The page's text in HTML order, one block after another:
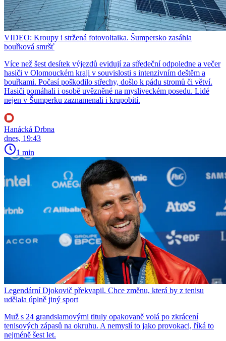
VIDEO: Kroupy i stržená fotovoltaika. Šumpersko zasáhla
bouřková smršť
Více než šest desítek výjezdů evidují za středeční odpoledne a večer
hasiči v Olomouckém kraji v souvislosti s intenzivním deštěm a
bouřkami. Počasí poškodilo střechy, došlo k pádu stromů či větví.
Hasiči pomáhali i osobě uvězněné na mysliveckém posedu. Lidé
nejen v Šumperku zaznamenali i krupobití.
Hanácká Drbna
dnes, 19:43
1 min
Legendární Djokovič překvapil. Chce změnu, která by z tenisu
udělala úplně jiný sport
Muž s 24 grandslamovými tituly opakovaně volá po zkrácení
tenisových zápasů na okruhu. A nemyslí to jako provokaci, říká to
nejméně šest let.